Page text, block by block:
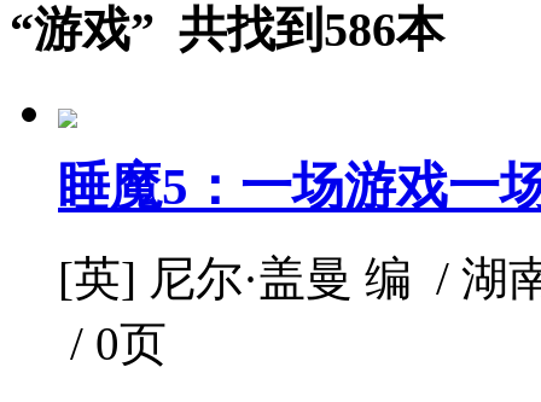
“游戏” 共找到586本
睡魔5：一场游戏一
[英] 尼尔·盖曼 编 / 湖
/ 0页